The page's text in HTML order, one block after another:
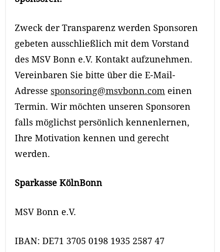
Zweck der Transparenz werden Sponsoren
gebeten ausschließlich mit dem Vorstand
des MSV Bonn e.V. Kontakt aufzunehmen.
Vereinbaren Sie bitte über die E-Mail-
Adressesponsoring@msvbonn.com einen
Termin. Wir möchten unseren Sponsoren
falls möglichst persönlich kennenlernen,
Ihre Motivation kennen und gerecht
werden.
Sparkasse KölnBonn
MSV Bonn e.V.
IBAN: DE71 3705 0198 1935 2587 47